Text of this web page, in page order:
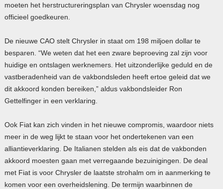
moeten het herstructureringsplan van Chrysler woensdag nog
officieel goedkeuren.
De nieuwe CAOstelt Chrysler in staat om 198 miljoen dollar te
besparen. “We weten dat het een zware beproeving zal zijn voor
huidige en ontslagen werknemers. Het uitzonderlijke geduld en de
vastberadenheid van de vakbondsleden heeft ertoe geleid dat we
dit akkoord konden bereiken,” aldus vakbondsleider Ron
Gettelfinger in een verklaring.
Ook Fiat kan zich vinden in het nieuwe compromis, waardoor niets
meer in de weg lijkt te staan voor het ondertekenen van een
alliantieverklaring. De Italianen stelden als eis dat de vakbonden
akkoord moesten gaan met verregaande bezuinigingen. De deal
met Fiat is voor Chrysler de laatste strohalm om in aanmerking te
komen voor een overheidslening. De termijn waarbinnen de